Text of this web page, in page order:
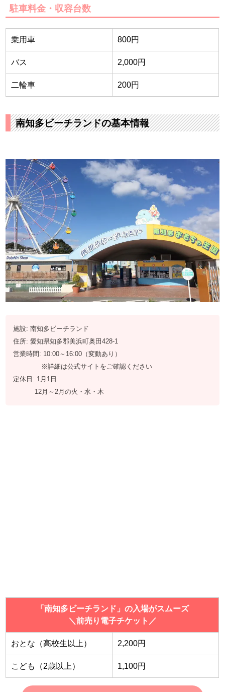
駐車料金・収容台数
乗用車 800円
バス 2,000円
二輪車 200円
南知多ビーチランドの基本情報
施設: 南知多ビーチランド
住所: 愛知県知多郡美浜町奥田428-1
営業時間: 10:00～16:00（変動あり）
※詳細は公式サイトをご確認ください
定休日: 1月1日
12月～2月の火・水・木
「南知多ビーチランド」の入場がスムーズ
＼前売り電子チケット／
おとな（高校生以上） 2,200円
こども（2歳以上） 1,100円